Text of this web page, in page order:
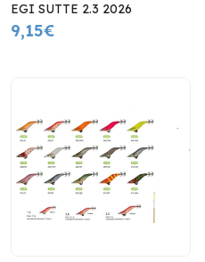
EGI SUTTE 2.3 2026
9,15€